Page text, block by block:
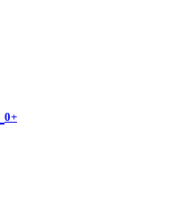
0+